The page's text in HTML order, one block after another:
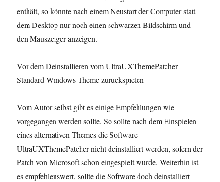
enthält, so könnte nach einem Neustart der Computer statt
dem Desktop nur noch einen schwarzen Bildschirm und
den Mauszeiger anzeigen.
Vor dem Deinstallieren vom UltraUXThemePatcher
Standard-Windows Theme zurückspielen
Vom Autor selbst gibt es einige Empfehlungen wie
vorgegangen werden sollte. So sollte nach dem Einspielen
eines alternativen Themes die Software
UltraUXThemePatcher nicht deinstalliert werden, sofern der
Patch von Microsoft schon eingespielt wurde. Weiterhin ist
es empfehlenswert, sollte die Software doch deinstalliert